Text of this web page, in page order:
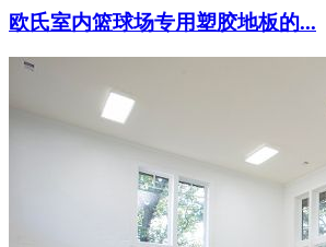
欧氏室内篮球场专用塑胶地板的...